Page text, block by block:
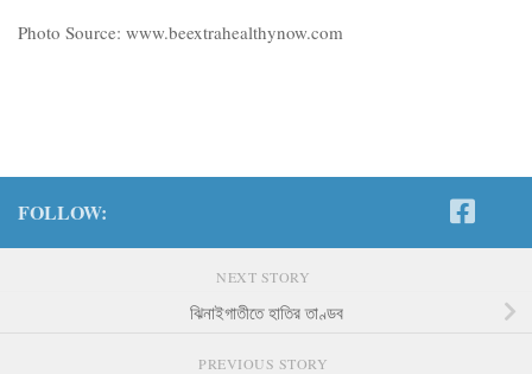
Photo Source: www.beextrahealthynow.com
FOLLOW:
NEXT STORY
ঝিনাইগাতীতে হাতির তাণ্ডব
PREVIOUS STORY